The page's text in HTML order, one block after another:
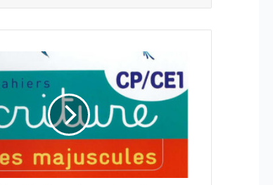
Cahier
d'écritures
les
majuscules